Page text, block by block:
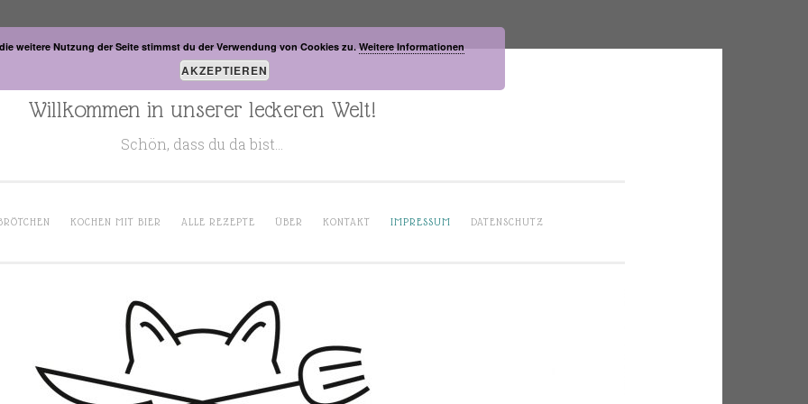
Willkommen in unserer leckeren Welt!
Schön, dass du da bist…
KOCHEN MIT BIER ALLE REZEPTE ÜBER KONTAKT IMPRESSUM DATENSCHUTZ
weitere Nutzung der Seite stimmst du der Verwendung von Cookies zu. Weitere Informationen
AKZEPTIEREN